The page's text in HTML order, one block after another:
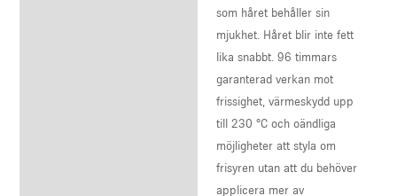
som håret behåller sin
mjukhet. Håret blir inte fett
lika snabbt. 96 timmars
garanterad verkan mot
frissighet, värmeskydd upp
till 230 °C och oändliga
möjligheter att styla om
frisyren utan att du behöver
applicera mer av